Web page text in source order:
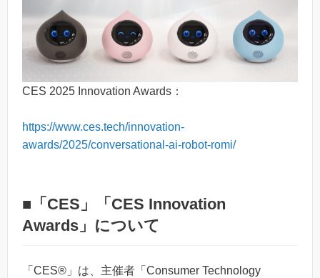
CES 2025 Innovation Awards：
https://www.ces.tech/innovation-
awards/2025/conversational-ai-robot-romi/
■「CES」「CES Innovation
Awards」について
「CES®」は、主催者「Consumer Technology